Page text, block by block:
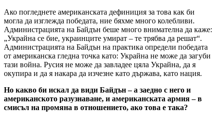
Ако погледнете американската дефиниция за това как би
могла да изглежда победата, ние бяхме много колебливи.
Администрацията на Байдън беше много внимателна да каже:
„Украйна се бие, украинците умират – те трябва да решат“.
Администрацията на Байдън на практика определи победата
от американска гледна точка като: Украйна не може да загуби
тази война. Русия не може да завладее цяла Украйна, да я
окупира и да я накара да изчезне като държава, като нация.
Но какво би искал да види Байдън – а заедно с него и
американското разузнаване, и американската армия – в
смисъл на промяна в отношението, ако това е така?